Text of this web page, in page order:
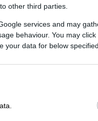
other third parties.
services and may
behaviour. You may
your data for below
την
σε
οδήγησε την